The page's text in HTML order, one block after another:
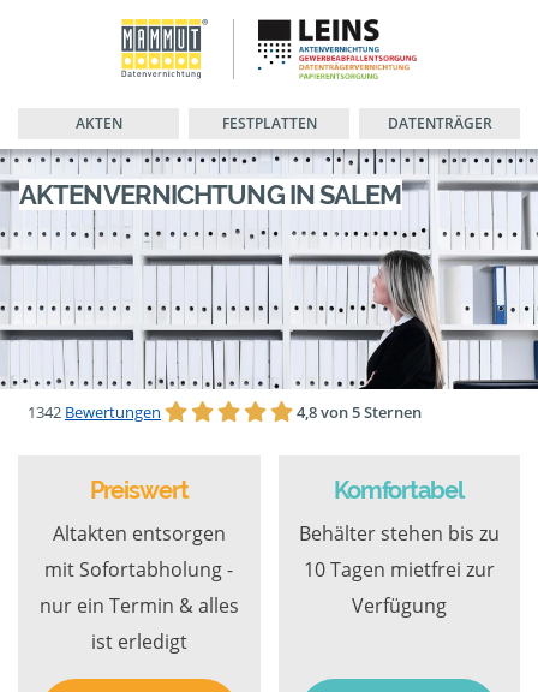
AKTEN FESTPLATTEN DATENTRÄGER
AKTENVERNICHTUNG IN SALEM
1342 Bewertungen 4,8 von 5 Sternen
Preiswert
Altakten entsorgen
mit Sofortabholung -
nur ein Termin & alles
ist erledigt
Komfortabel
Behälter stehen bis zu
10 Tagen mietfrei zur
Verfügung